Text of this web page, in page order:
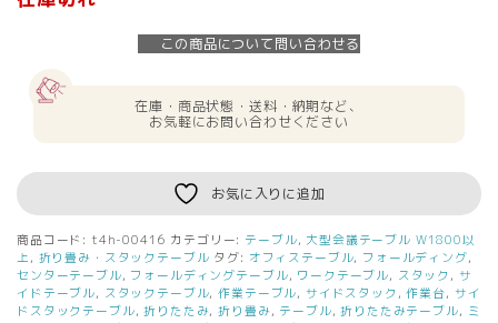
この商品について問い合わせる
在庫・商品状態・送料・納期など、
お気軽にお問い合わせください
お気に入りに追加
商品コード: t4h-00416 カテゴリー: テーブル, 大型会議テーブル W1800以
上 , 折り畳み・スタックテーブル タグ: オフィステーブル, フォールディング,
センターテーブル, フォールディングテーブル, ワークテーブル, スタック , サ
イドテーブル, スタックテーブル,作業テーブル, サイドスタック ,作業台, サイ
ドスタックテーブル,折りたたみ,折り畳み, テーブル,折りたたみテーブル, ミ